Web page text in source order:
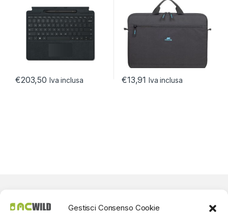
Gestisci Consenso Cookie
€203,50 Iva inclusa €13,91 Iva inclusa